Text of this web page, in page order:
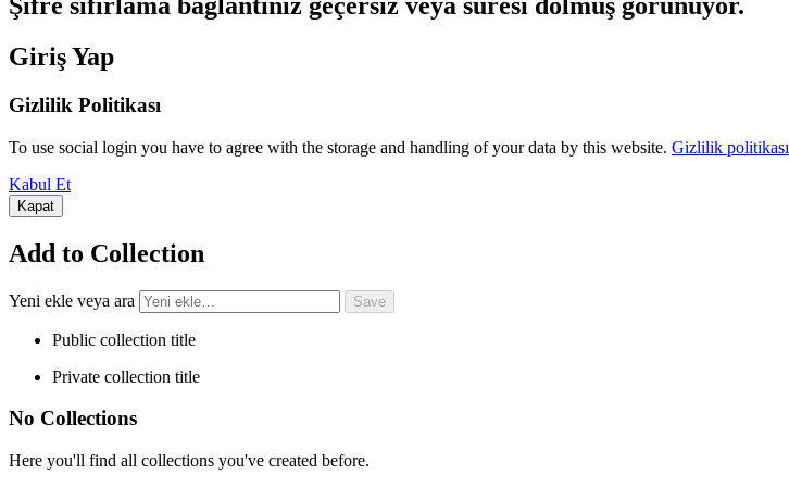
Şifre sıfırlama bağlantınız geçersiz veya süresi dolmuş görünüyor.
Giriş Yap
Gizlilik Politikası
To use social login you have to agree with the storage and handling of your data by this website. Gizlilik politikası
Kabul Et
Kapat
Add to Collection
Yeni ekle veya ara
Public collection title
Private collection title
No Collections
Here you'll find all collections you've created before.